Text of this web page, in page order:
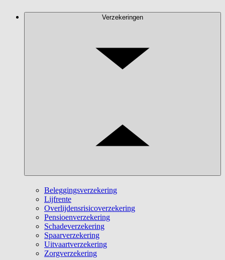
Verzekeringen
Beleggingsverzekering
Lijfrente
Overlijdensrisicoverzekering
Pensioenverzekering
Schadeverzekering
Spaarverzekering
Uitvaartverzekering
Zorgverzekering